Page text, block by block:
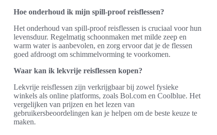
Hoe onderhoud ik mijn spill-proof reisflessen?
Het onderhoud van spill-proof reisflessen is cruciaal voor hun
levensduur. Regelmatig schoonmaken met milde zeep en
warm water is aanbevolen, en zorg ervoor dat je de flessen
goed afdroogt om schimmelvorming te voorkomen.
Waar kan ik lekvrije reisflessen kopen?
Lekvrije reisflessen zijn verkrijgbaar bij zowel fysieke
winkels als online platforms, zoals Bol.com en Coolblue. Het
vergelijken van prijzen en het lezen van
gebruikersbeoordelingen kan je helpen om de beste keuze te
maken.